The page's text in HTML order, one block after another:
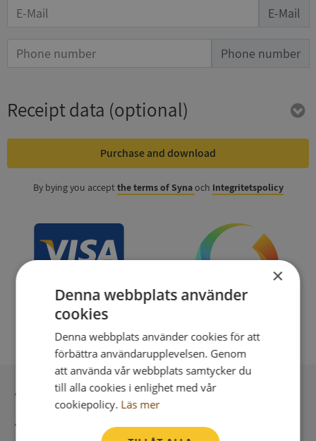
E-Mail
Phone number
Receipt data (optional)
Purchase and download
By bying you acceptthe terms of Synaoch Integritetspolicy
Secure payment with stripe
Direct digital delivery
×
Denna webbplats använder
cookies
Denna webbplats använder cookies för att
förbättra användarupplevelsen. Genom
att använda vår webbplats samtycker du
till alla cookies i enlighet med vår
cookiepolicy. Läs mer